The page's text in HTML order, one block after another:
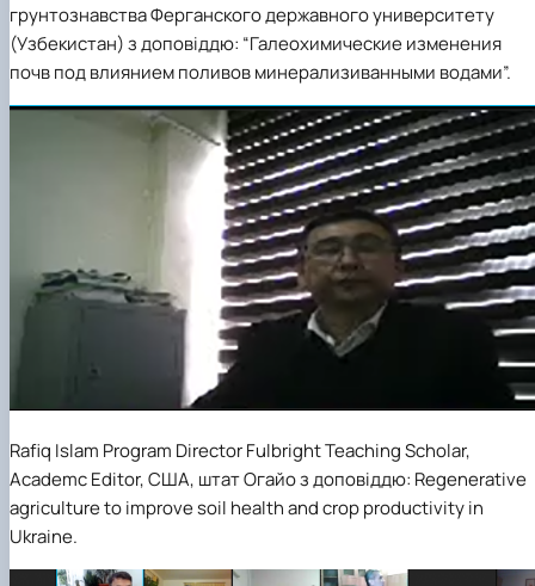
грунтознавства Ферганского державного университету
(Узбекистан)з доповіддю: “Галеохимические изменения
почв под влиянием поливов минерализиванными водами”.
Rafiq Islam Program Director Fulbright Teaching Scholar,
Academc Editor,США, штатОгайоздоповіддю: Regenerative
agriculture to improve soil health and crop productivity in
Ukraine.